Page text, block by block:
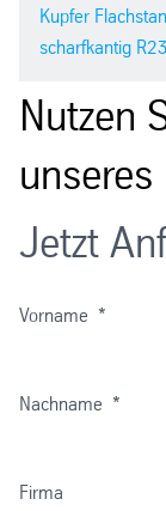
Werkstoff:
Breite (mm):
Dicke/
(mm):
Ausführung:
Kupfer
scharfkantig
Werkstoff:
Dicke/
Ausführung:
Nutzen
Jetzt
Vorname *
Nachname *
Firma